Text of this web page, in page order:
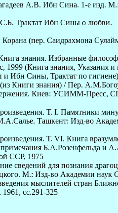
А.В. Ибн Сина. 1-е изд.
Трактат Ибн Сины о любви.
(пер. Саидрахмона
знания. Избранные
(Книга знания, Указания и
Ибн Сины, Трактат по гигиене)
Книги знания) / Пер.
Киев: УСИММ-Пресс,
Т. I. Памятники
Ташкент: Изд-во
Т. VI. Книга
примечания Б.А.Розенфельда и
ССР, 1975
сведений для познания
М.: Изд-во Академии наук
мыслителей стран
сс.291-325